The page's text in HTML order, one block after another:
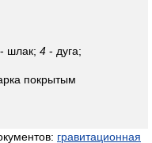
- шлак; 4 - дуга;
покрытым
гравитационная